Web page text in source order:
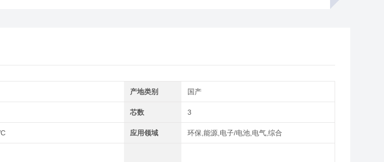
产地类别 国产
芯数 3
应用领域 环保,能源,电子/电池,电气,综合